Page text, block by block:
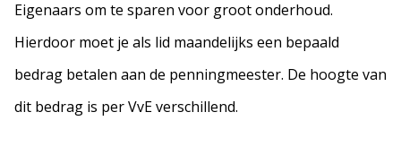
Eigenaars om te sparen voor groot onderhoud.
Hierdoor moet je als lid maandelijks een bepaald
bedrag betalen aan de penningmeester. De hoogte van
dit bedrag is per VvE verschillend.